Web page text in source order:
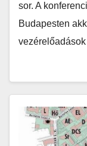
sor. A
Budapesten